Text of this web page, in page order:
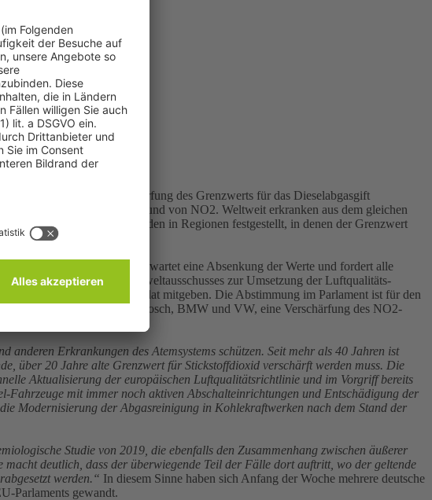
- Fotolia
eine deutliche Verschärfung des Grenzwerts für das Dieselabgasgift
neu an Asthma aufgrund von NO2. Weltweit erkranken aus dem gleichen
Asthmafälle wurden in Regionen festgestellt, in denen der Grenzwert
von Dieselfahrzeugen.
angekündigt. Die DUH erwartet eine Absenkung der Werte und fordert alle
den Bericht des Umweltausschusses zur Umsetzung der Luftqualitäts-
ist, ein starkes Mandat mitgeben. Die Abstimmung im Parlament ist für den
Interesse von Daimler, Bosch, BMW und VW, eine Verschärfung des NO2-
anderen Erkrankungen des Atemsystems schützen. Seit mehr als 40 Jahren ist
über 20 Jahre alte Grenzwert für Stickstoffdioxid verschärft werden muss. Die
Aktualisierung der europäischen Luftqualitätsrichtlinie und im Vorgriff bereits
mit immer noch aktiven Abschalteinrichtungen und Entschädigung der
Modernisierung der Abgasreinigung in Kohlekraftwerken nach dem Stand der
Studie von 2019, die ebenfalls den Zusammenhang zwischen äußerer
deutlich, dass der überwiegende Teil der Fälle dort auftritt, wo der geltende
werden.“ In diesem Sinne haben sich Anfang der Woche mehrere deutsche
Parlaments gewandt.